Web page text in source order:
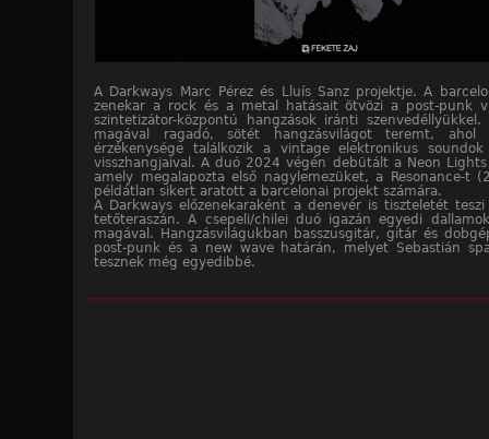
A Darkways Marc Pérez és Lluís Sanz projektje. A
zenekar a rock és a metal hatásait ötvözi a post-punk
szintetizátor-központú hangzások iránti
magával ragadó, sötét hangzásvilágot teremt, ahol
érzékenysége találkozik a vintage elektronikus soundok
visszhangjaival. A duó 2024 végén debütált a Neon Lights
amely megalapozta első nagylemezüket, a Resonance-t
példátlan sikert aratott a barcelonai projekt számára.
A Darkways előzenekaraként a denevér is tiszteletét
tetőteraszán. A csepeli/chilei duó igazán egyedi
magával. Hangzásvilágukban basszusgitár, gitár és
post-punk és a new wave határán, melyet Sebastián
tesznek még egyedibbé.